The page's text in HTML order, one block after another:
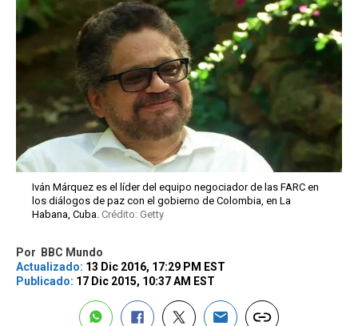
Iván Márquez es el líder del equipo negociador de las FARC en
los diálogos de paz con el gobierno de Colombia, en La
Habana, Cuba. Crédito: Getty
Por
BBC Mundo
Actualizado: 13 Dic 2016, 17:29 PM EST
Publicado: 17 Dic 2015, 10:37 AM EST